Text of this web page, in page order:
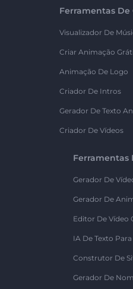
Ferramentas De
Visualizador De
Criar Animação
Animação De Logo
Criador De Intros
Gerador De Texto
Criador De Vídeos
Ferramentas
Gerador De
Gerador De
Editor De Vídeo
IA De Texto
Construtor De
Gerador De